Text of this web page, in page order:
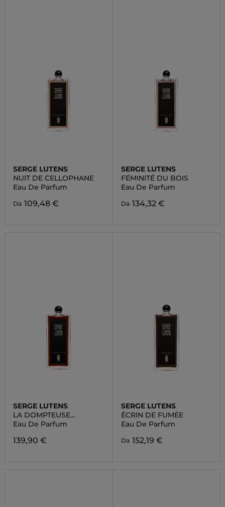
SERGE LUTENS
NUIT DE CELLOPHANE
Eau De Parfum
Da 109,48 €
SERGE LUTENS
FÉMINITÉ DU BOIS
Eau De Parfum
Da 134,32 €
SERGE LUTENS
LA DOMPTEUSE
ENCAGÉE
Eau De Parfum
139,90 €
SERGE LUTENS
ÉCRIN DE FUMÉE
Eau De Parfum
Da 152,19 €